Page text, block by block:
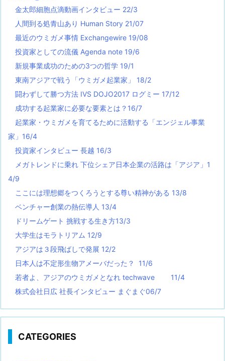
金太郎細胞点滴動画インタビュー 22/3
人間到る処青山あり Human Story 21/07
最近のウミガメ事情 Exchangewire 19/08
投資家としての流儀 Agenda note 19/6
新規事業成功のための3つの哲学 19/1
東南アジアで戦う「ウミガメ起業家」 18/2
闘わずして勝つ方法 IVS DOJO2017 ログミー 17/12
成功する起業家に必要な要素とは？16/7
起業家・ウミガメを育てるために活動する「エンジェル事業
家」16/4
投資家インタビュー 長越 16/3
メガトレンドに乗れ 下位シェア日本企業の活路は「アジア」1
4/9
ここには理想郷をつくろうとする尊い精神がある 13/8
ベンチャー創業の熱伝導人 13/4
ドリームゲート 挑戦する生き方13/3
大学生はモラトリアム 12/9
アジアは３段飛ばしで発展 12/2
日本人は不定形生物アメーバだった？ 11/6
若者よ、アジアのウミガメとなれ techwave
11/4
株式会社日広 社長インタビュー まぐまぐ06/7
CATEGORIES